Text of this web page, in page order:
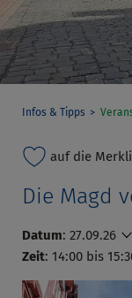
Infos & Tipps
auf die
Die Magd
Datum: 27.09.26
Zeit: 14:00 bis